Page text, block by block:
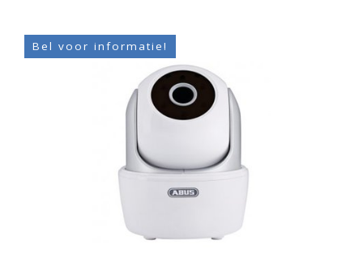
Bel voor informatie!